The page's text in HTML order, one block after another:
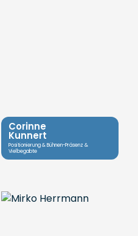
Corinne
Kunnert
Positionierung & Bühnen-Präsenz &
Vielbegabte